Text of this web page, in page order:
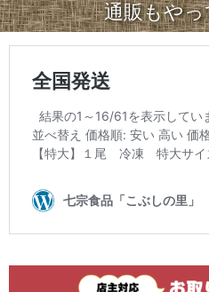
通販もや